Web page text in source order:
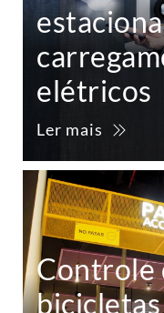
elétricos
Ler mais
Controle